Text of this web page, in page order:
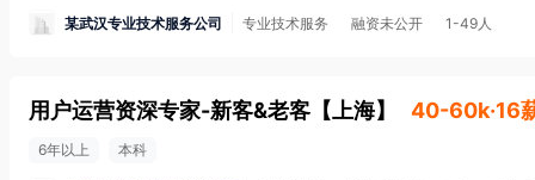
某武汉专业技术服务公司 专业技术服务 融资未公开 1-49人
用户运营资深专家-新客&老客 【 上海】 40-60k·16
6年以上 本科